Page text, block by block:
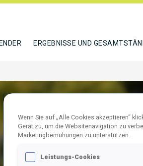
ERGEBNISSE UND
Wenn Sie auf „Alle Cookies akzeptieren“
Gerät zu, um die Websitenavigation zu
Marketingbemühungen zu unterstützen.
Leistungs-Cookies